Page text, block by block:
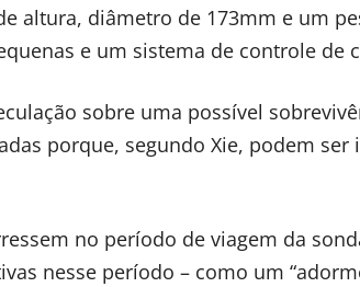
altura, diâmetro de 173mm e um
e um sistema de controle de
sobre uma possível
porque, segundo Xie, podem
no período de viagem da
nesse período – como um